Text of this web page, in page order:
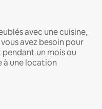
avec une cuisine,
avez besoin pour
un mois ou
à une location